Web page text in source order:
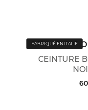
FABRIQUÉ EN ITALIE
CEINTURE